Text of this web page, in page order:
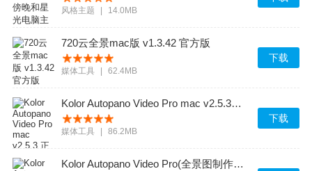
风格主题 14.0MB
720云全景mac版 v1.3.42 官方版
媒体工具 62.4MB
下载
Kolor Autopano Video Pro mac v2.5.3 正式版
媒体工具 86.2MB
下载
Kolor Autopano Video Pro(全景图制作软件) v1.5.1 官方免费版